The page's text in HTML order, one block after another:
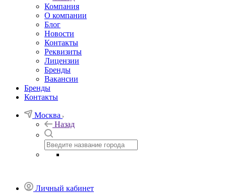
Компания
О компании
Блог
Новости
Контакты
Реквизиты
Лицензии
Бренды
Вакансии
Бренды
Контакты
Москва
Назад
Личный кабинет